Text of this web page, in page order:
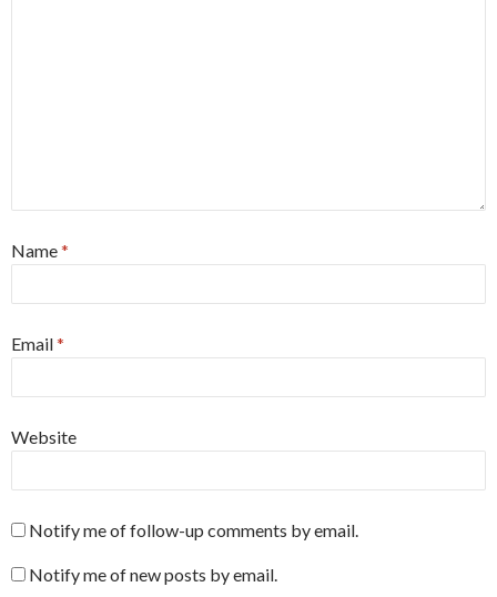
Name*
Email*
Website
Notify me of follow-up comments by email.
Notify me of new posts by email.